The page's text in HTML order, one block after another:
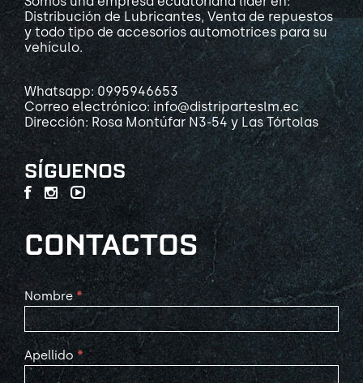
Distribución de Lubricantes, Venta de repuestos
y todo tipo de accesorios automotrices para su
vehículo.
Whatsapp: 0995946653
Correo electrónico: info@distriparteslm.ec
Dirección: Rosa Montúfar N3-54 y Las Tórtolas
SÍGUENOS
CONTACTOS
Contact
Us
Nombre *
Apellido *